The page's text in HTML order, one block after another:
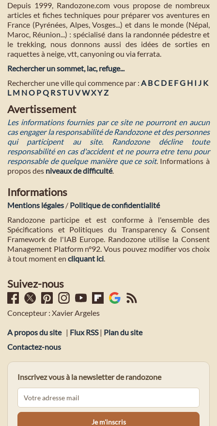
Depuis 1999, Randozone.com vous propose de nombreux
articles et fiches techniques pour préparer vos aventures en
France (Pyrénées, Alpes, Vosges...) et dans le monde (Népal,
Maroc, Réunion...) : spécialisé dans la randonnée pédestre et
le trekking, nous donnons aussi des idées de sorties en
raquettes à neige, vtt, canyoning ou via ferrata.
Rechercher un sommet, lac, refuge...
Rechercher une ville qui commence par : A BC D E FG H I J K
L M NO PQ RST U VWXYZ
Avertissement
Les informations fournies par ce site ne pourront en aucun
cas engager la responsabilité de Randozone et des personnes
qui participent au site. Randozone décline toute
responsabilité en cas d'accident et ne pourra etre tenu pour
responsable de quelque manière que ce soit. Informations à
propos des niveaux de difficulté.
Informations
Mentions légales / Politique de confidentialité
Randozone participe et est conforme à l'ensemble des
Spécifications et Politiques du Transparency & Consent
Framework de l'IAB Europe. Randozone utilise la Consent
Management Platform n°92. Vous pouvez modifier vos choix
à tout moment en cliquant ici.
Suivez-nous
Concepteur : Xavier Argeles
A propos du site | Flux RSS| Plan du site
Contactez-nous
Inscrivez vous à la newsletter de randozone